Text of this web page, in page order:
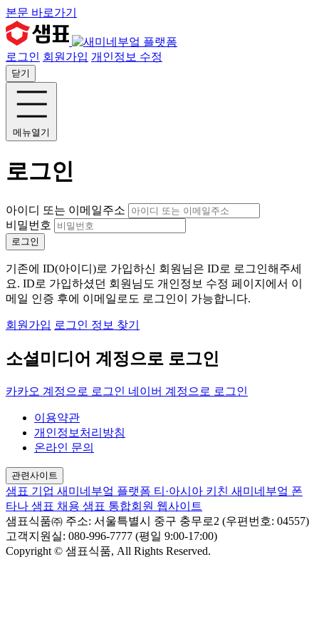
본문 바로가기
로그인 회원가입 개인정보 수정
닫기
메뉴열기
로그인
아이디 또는 이메일주소
비밀번호
로그인
기존에 ID(아이디)로 가입하신 회원님은 ID로 로그인해주세
요. ID로 가입하셨던 회원님도 개인정보 수정 페이지에서 이
메일 인증 후에 이메일로도 로그인이 가능합니다.
회원가입 로그인 정보 찾기
소셜미디어 계정으로 로그인
카카오 계정으로 로그인 네이버 계정으로 로그인
이용약관
개인정보처리방침
온라인 문의
관련사이트
샘표 기업 새미네부엌 플랫폼 티·아시아 키친 새미네부엌 폰
타나 샘표 채용 샘표 통합회원 웹사이트
샘표식품㈜ 주소: 서울특별시 중구 충무로2 (우편번호: 04557)
고객지원실: 080-996-7777 (평일 9:00-17:00)
Copyright © 샘표식품, All Rights Reserved.